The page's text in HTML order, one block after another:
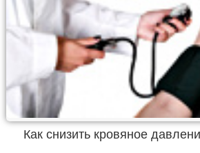
Как снизить кровяное